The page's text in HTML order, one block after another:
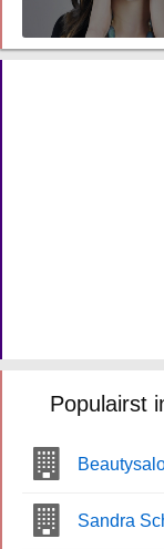
Populairst
Sandra